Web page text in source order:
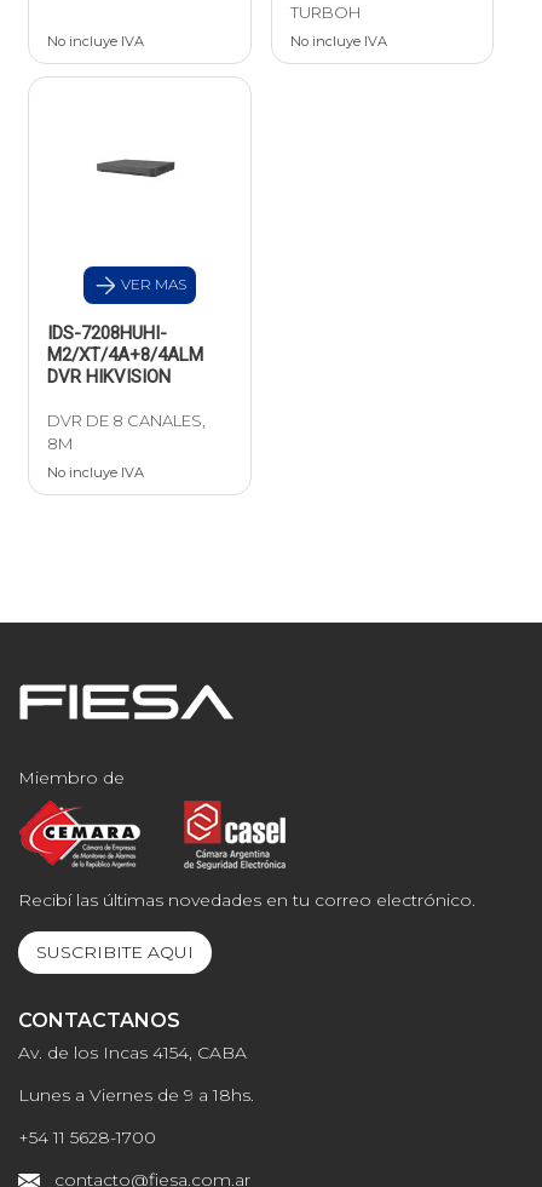
No incluye IVA
TURBOH
No incluye IVA
VER MAS
IDS-7208HUHI-
M2/XT/4A+8/4ALM
DVR HIKVISION
DVR DE 8 CANALES,
8M
No incluye IVA
Miembro de
Recibí las últimas novedades en tu correo electrónico.
SUSCRIBITE AQUI
CONTACTANOS
Av. de los Incas 4154, CABA
Lunes a Viernes de 9 a 18hs.
+54 11 5628-1700
contacto@fiesa.com.ar